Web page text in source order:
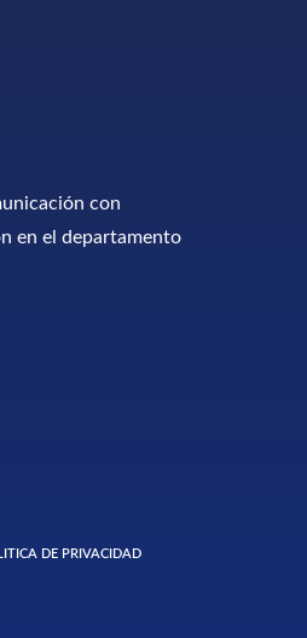
con
en el departamento
DE PRIVACIDAD